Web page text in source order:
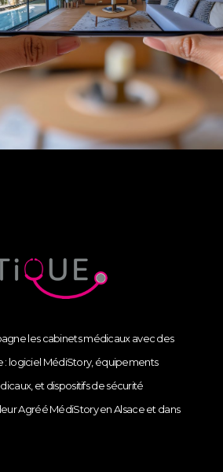
les cabinets médicaux avec des
: logiciel MédiStory, équipements
et dispositifs de sécurité
Agréé MédiStory en Alsace et dans